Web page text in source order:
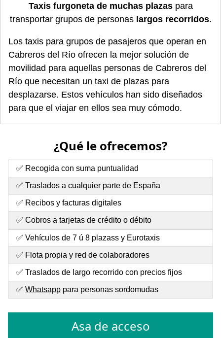
Taxis furgoneta de muchas plazaspara
transportar grupos de personas largos recorridos.
Los taxis para grupos de pasajeros que operan en
Cabreros del Río ofrecen la mejor solución de
movilidad para aquellas personas de Cabreros del
Río que necesitan un taxi de plazas para
desplazarse. Estos vehículos han sido diseñados
para que el viajar en ellos sea muy cómodo.
¿Qué le ofrecemos?
✅ Recogida con suma puntualidad
✅ Traslados a cualquier parte de España
✅ Recibos y facturas digitales
✅ Cobros a tarjetas de crédito o débito
✅ Vehículos de 7 ú 8 plazass y Eurotaxis
✅ Flota propia y red de colaboradores
✅ Traslados de largo recorrido con precios fijos
✅ Whatsapp para personas sordomudas
Asa de acceso